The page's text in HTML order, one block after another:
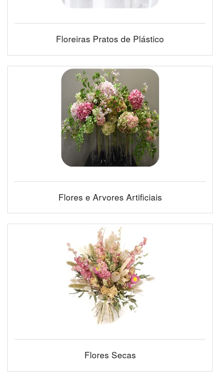
Floreiras Pratos de Plástico
Flores e Arvores Artificiais
Flores Secas